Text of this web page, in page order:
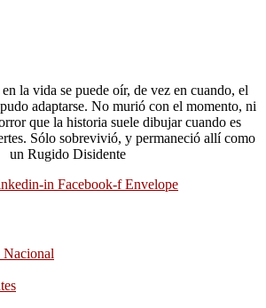
la vida se puede oír, de vez en cuando, el
adaptarse. No murió con el momento, ni
que la historia suele dibujar cuando es
Sólo sobrevivió, y permaneció allí como
un Rugido Disidente
in Facebook-f Envelope